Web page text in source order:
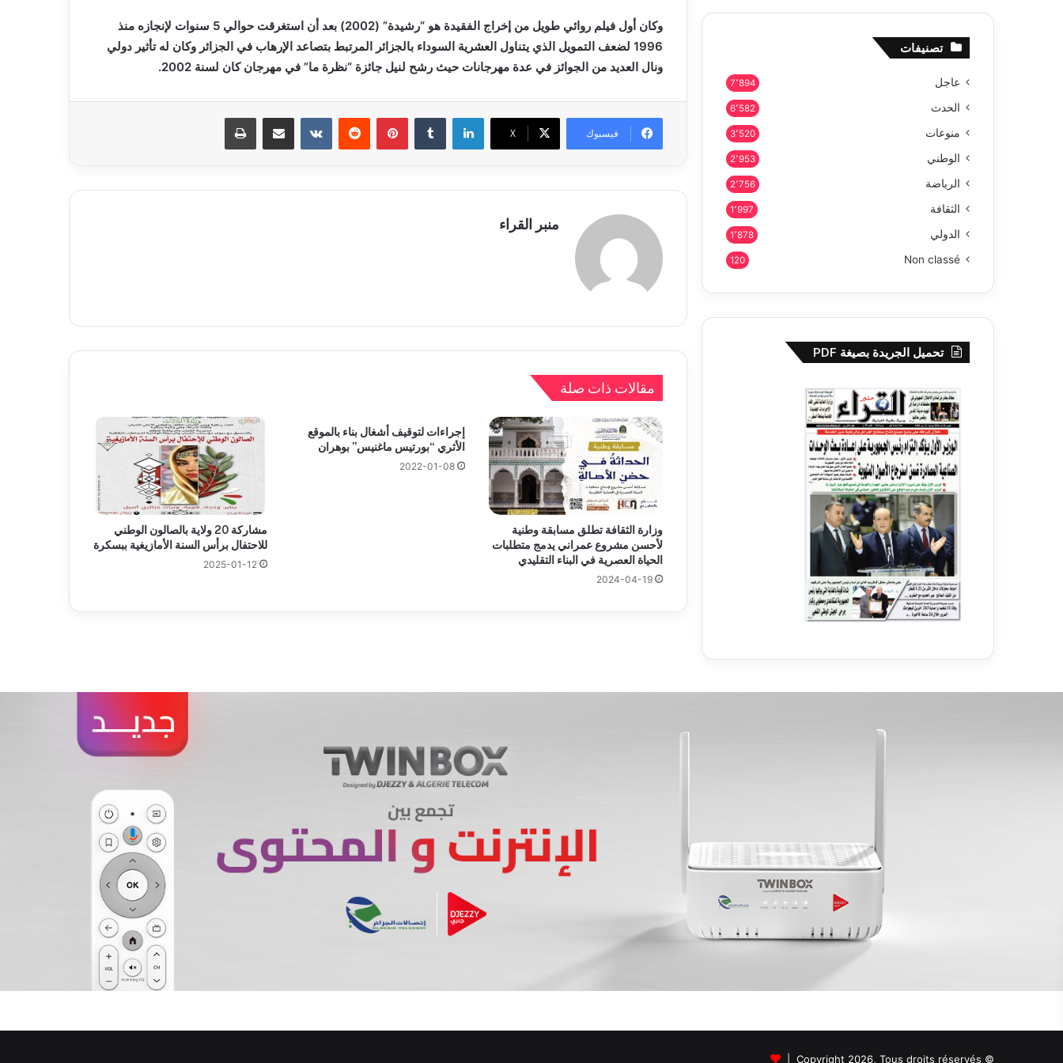
وكان أول فيلم روائي طويل من إخراج الفقيدة هو “رشيدة” (2002) بعد أن استغرقت حوالي 5 سنوات لإنجازه منذ
1996 لضعف التمويل الذي يتناول العشرية السوداء بالجزائر المرتبط بتصاعد الإرهاب في الجزائر وكان له تأثير دولي
ونال العديد من الجوائز في عدة مهرجانات حيث رشح لنيل جائزة “نظرة ما” في مهرجان كان لسنة 2002.
فيسبوك X
لينكدإن بينتيريست مشاركة عبر البريد
منبر القراء
مقالات ذات صلة
وزارة الثقافة تطلق مسابقة وطنية
لأحسن مشروع عمراني يدمج متطلبات
الحياة العصرية في البناء التقليدي
2024-04-19
إجراءات لتوقيف أشغال بناء بالموقع
الأثري “بورتيس ماغنيس” بوهران
2022-01-08
مشاركة 20 ولاية بالصالون الوطني
للاحتفال برأس السنة الأمازيغية ببسكرة
2025-01-12
تصنيفات
عاجل 7٬894
الحدث 6٬582
منوعات 3٬520
الوطني 2٬953
الرياضة 2٬756
الثقافة 1٬997
الدولي 1٬878
Non classé
120
تحميل الجريدة بصيغة PDF
© Copyright 2026, Tous droits réservés |